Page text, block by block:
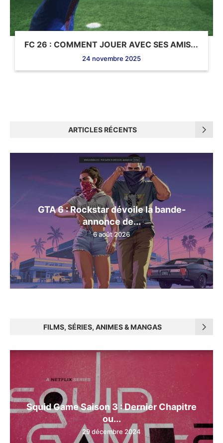
FC 26 : COMMENT JOUER AVEC SES AMIS...
24 novembre 2025
ARTICLES RÉCENTS
GTA 6 : Rockstar dévoile la bande-
annonce de...
6 août 2026
FILMS, SÉRIES, ANIMES & MANGAS
Squid Game Saison 3 : Dernier Chapitre
ou...
29 décembre 2024